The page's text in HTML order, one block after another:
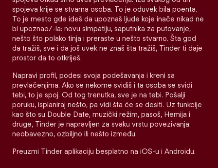
spojeva krije se stvarna osoba. To je oduvek bila poenta.
To je mesto gde ideš da upoznaš ljude koje inače nikad ne
bi upoznao/-la: novu simpatiju, saputnika za putovanje,
nešto što polako tinja i preraste u nešto stvarno. Šta god
da tražiš, sve i da još uvek ne znaš šta tražiš, Tinder ti daje
prostor da to otkriješ.
Napravi profil, podesi svoja podešavanja i kreni sa
prevlačenjima. Ako se nekome svidiš i ta osoba se svidi
tebi, to je spoj. Od tog trenutka, sve je na tebi. Pošalji
poruku, isplaniraj nešto, pa vidi šta će se desiti. Uz funkcije
kao što su Double Date, muzički režim, pasoš, Hemija i
druge, Tinder je napravljen za svaku vrstu povezivanja:
neobavezno, ozbiljno ili nešto između.
Preuzmi Tinder aplikaciju besplatno na iOS-u i Androidu.